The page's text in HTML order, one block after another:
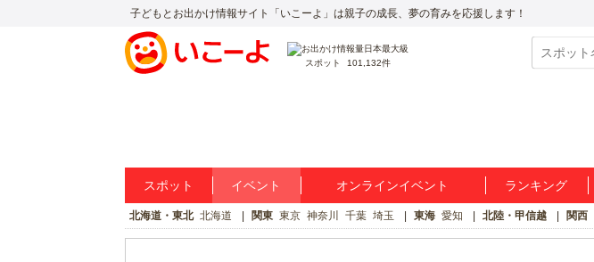
子どもとお出かけ情報サイト「いこーよ」は親子の成長、夢の育みを応援します！
スポット 101,132件
スポット イベント オンラインイベント ランキング
北海道・東北 北海道 関東 東京 神奈川 千葉 埼玉 東海 愛知 北陸・甲信越 関西